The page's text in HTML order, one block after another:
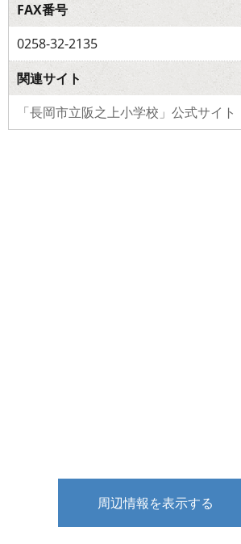
FAX番号
0258-32-2135
関連サイト
「長岡市立阪之上小学校」公式サイト
周辺情報を表示する